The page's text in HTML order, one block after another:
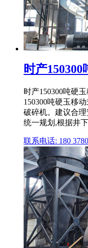
时产
时产150300吨硬
150300吨硬玉移
破碎机。建议合
统一规划,根据井
联系电话: 180